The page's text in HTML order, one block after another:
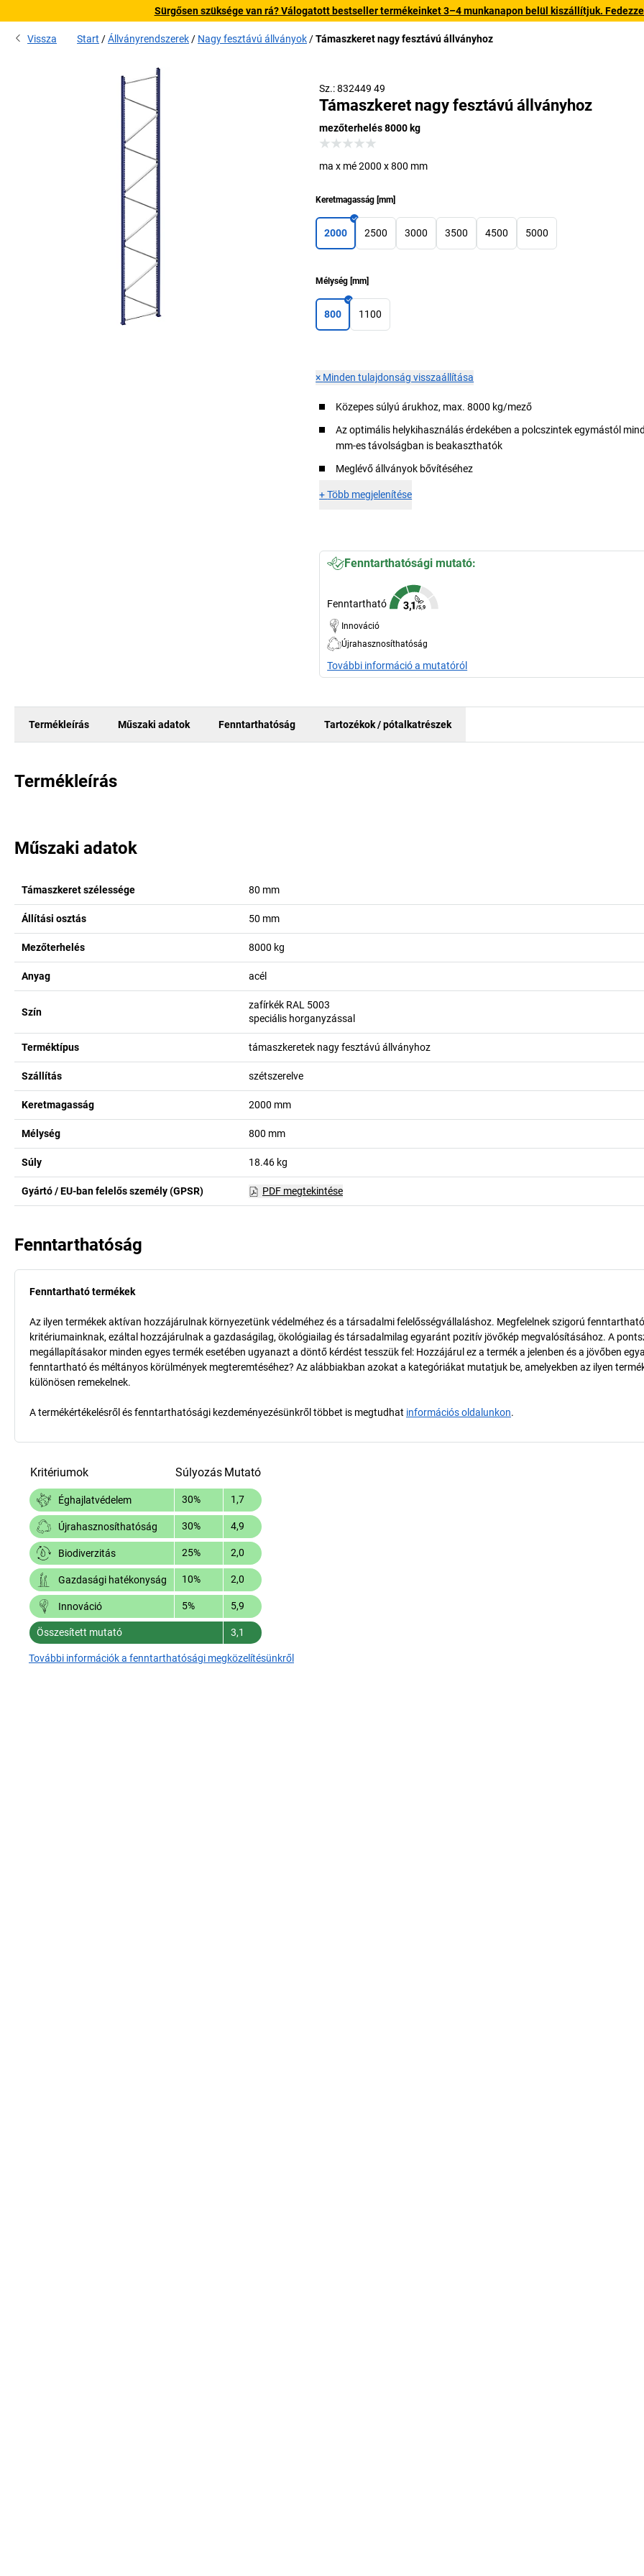
Sürgősen szüksége van rá? Válogatott bestseller termékeinket 3–4 munkanapon belül kiszállítjuk.
Vissza Start Állványrendszerek Nagy fesztávú állványok Támaszkeret nagy fesztávú állványhoz
Sz.: 832449 49
Támaszkeret nagy fesztávú állványhoz
mezőterhelés 8000 kg
ma x mé 2000 x 800 mm
Keretmagasság [mm]
2000 2500 3000 3500 4500 5000
Mélység [mm]
800 1100
× Minden tulajdonság visszaállítása
Közepes súlyú árukhoz, max. 8000 kg/mező
Az optimális helykihasználás érdekében a polcszintek egymástól
mm-es távolságban is beakaszthatók
Meglévő állványok bővítéséhez
+Több megjelenítése
Fenntarthatósági mutató:
Fenntartható
Innováció
Újrahasznosíthatóság
További információ a mutatóról
Termékleírás Műszaki adatok Fenntarthatóság Tartozékok / pótalkatrészek
Termékleírás
Műszaki adatok
Támaszkeret szélessége 80 mm
Állítási osztás 50 mm
Mezőterhelés 8000 kg
Anyag acél
Szín
zafírkék RAL 5003
speciális horganyzással
Terméktípus támaszkeretek nagy fesztávú állványhoz
Szállítás szétszerelve
Keretmagasság 2000 mm
Mélység 800 mm
Súly 18.46 kg
Gyártó / EU-ban felelős személy (GPSR) PDF megtekintése
Fenntarthatóság
Fenntartható termékek
Az ilyen termékek aktívan hozzájárulnak környezetünk védelméhez és a társadalmi felelősségvállaláshoz. Megfelelnek szigorú
kritériumainknak, ezáltal hozzájárulnak a gazdaságilag, ökológiailag és társadalmilag egyaránt pozitív jövőkép megvalósításához. A
megállapításakor minden egyes termék esetében ugyanazt a döntő kérdést tesszük fel: Hozzájárul ez a termék a jelenben és a jövőben
fenntartható és méltányos körülmények megteremtéséhez? Az alábbiakban azokat a kategóriákat mutatjuk be, amelyekben az ilyen
különösen remekelnek.
A termékértékelésről és fenntarthatósági kezdeményezésünkről többet is megtudhat információs oldalunkon.
Kritériumok Súlyozás Mutató
Éghajlatvédelem 30% 1,7
Újrahasznosíthatóság 30% 4,9
Biodiverzitás 25% 2,0
Gazdasági hatékonyság 10% 2,0
Innováció 5% 5,9
Összesített mutató 3,1
További információk a fenntarthatósági megközelítésünkről